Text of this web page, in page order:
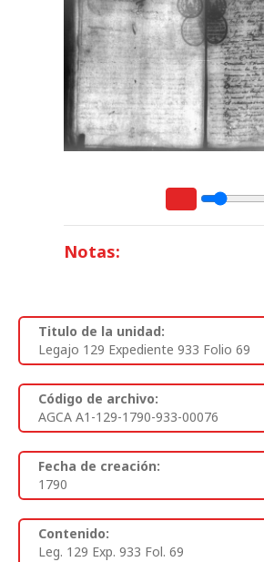
Notas:
Titulo de la unidad:
Legajo 129 Expediente 933 Folio 69
Código de archivo:
AGCA A1-129-1790-933-00076
Fecha de creación:
1790
Contenido:
Leg. 129 Exp. 933 Fol. 69